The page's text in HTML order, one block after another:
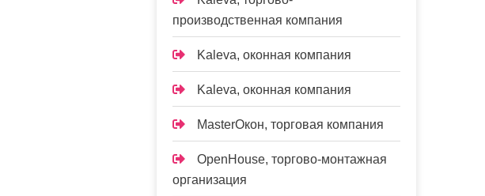
производственная компания
Kalevа, оконная компания
Kalevа, оконная компания
MasterОкон, торговая компания
OpenHouse, торгово-монтажная
организация